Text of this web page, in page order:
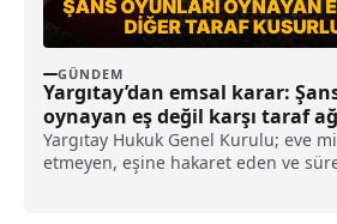
GÜNDEM
Yargıtay’dan emsal karar:
oynayan eş değil karşı taraf
kusurlu sayıldı
Yargıtay Hukuk Genel Kurulu; eve
etmeyen, eşine hakaret eden ve